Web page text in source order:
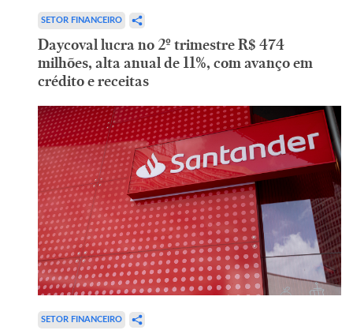
SETOR FINANCEIRO
Daycoval lucra no 2º trimestre R$ 474
milhões, alta anual de 11%, com avanço em
crédito e receitas
SETOR FINANCEIRO